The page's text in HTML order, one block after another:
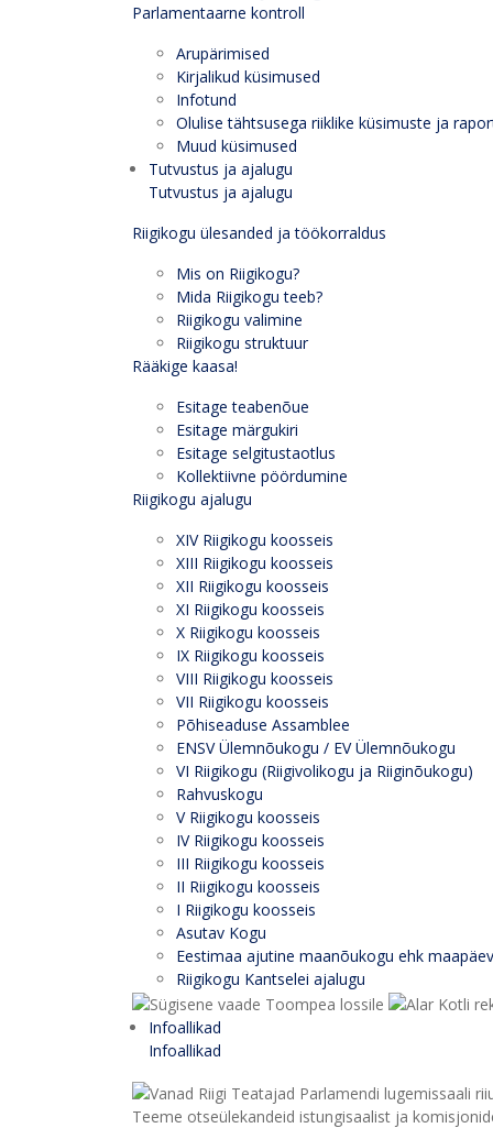
Parlamentaarne kontroll
Arupärimised
Kirjalikud küsimused
Infotund
Olulise tähtsusega riiklike küsimuste ja
Muud küsimused
Tutvustus ja ajalugu
Tutvustus ja ajalugu
Riigikogu ülesanded ja töökorraldus
Mis on Riigikogu?
Mida Riigikogu teeb?
Riigikogu valimine
Riigikogu struktuur
Rääkige kaasa!
Esitage teabenõue
Esitage märgukiri
Esitage selgitustaotlus
Kollektiivne pöördumine
Riigikogu ajalugu
XIV Riigikogu koosseis
XIII Riigikogu koosseis
XII Riigikogu koosseis
XI Riigikogu koosseis
X Riigikogu koosseis
IX Riigikogu koosseis
VIII Riigikogu koosseis
VII Riigikogu koosseis
Põhiseaduse Assamblee
ENSV Ülemnõukogu / EV Ülemnõukogu
VI Riigikogu (Riigivolikogu ja Riiginõukogu)
Rahvuskogu
V Riigikogu koosseis
IV Riigikogu koosseis
III Riigikogu koosseis
II Riigikogu koosseis
I Riigikogu koosseis
Asutav Kogu
Eestimaa ajutine maanõukogu ehk maapäev
Riigikogu Kantselei ajalugu
Infoallikad
Infoallikad
Teeme otseülekandeid istungisaalist ja